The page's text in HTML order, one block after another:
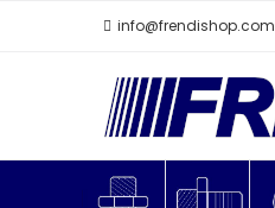
info@frendishop.com